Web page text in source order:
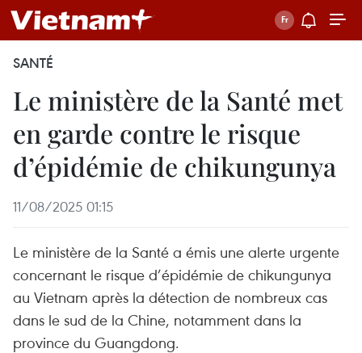
SANTÉ
Le ministère de la Santé met
en garde contre le risque
d’épidémie de chikungunya
11/08/2025 01:15
Le ministère de la Santé a émis une alerte urgente
concernant le risque d’épidémie de chikungunya
au Vietnam après la détection de nombreux cas
dans le sud de la Chine, notamment dans la
province du Guangdong.